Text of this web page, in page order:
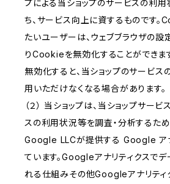
プによる当ショップのサービスの利
ち、サービス向上に資するものです
たいユーザーは、ウェブブラウザの設
りCookieを無効化することができま
無効化すると、当ショップのサービス
用いただけなくなる場合があります。
（２） 当ショップは、当ショップサー
スの利用状況等を調査・分析するた
Google LLCが提供する Google ア
ています。Googleアナリティクスでデ
れる仕組みその他Googleアナリティ